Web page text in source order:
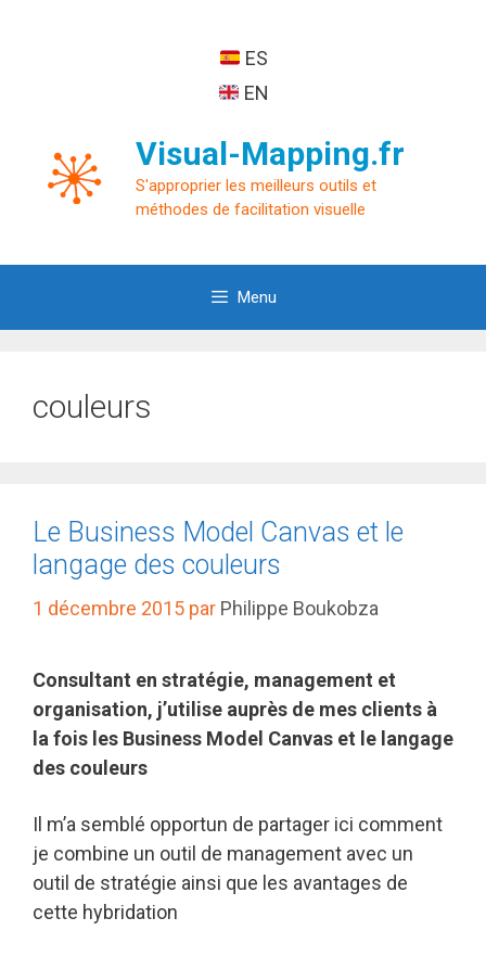
ES
EN
Visual-Mapping.fr
S'approprier les meilleurs outils et
méthodes de facilitation visuelle
Menu
couleurs
Le Business Model Canvas et le
langage des couleurs
1 décembre 2015 par Philippe Boukobza
Consultant en stratégie, management et
organisation, j’utilise auprès de mes clients à
la fois les Business Model Canvas et le langage
des couleurs
Il m’a semblé opportun de partager ici comment
je combine un outil de management avec un
outil de stratégie ainsi que les avantages de
cette hybridation